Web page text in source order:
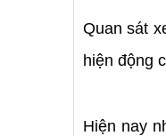
Quan sát
hiện động
Hiện nay